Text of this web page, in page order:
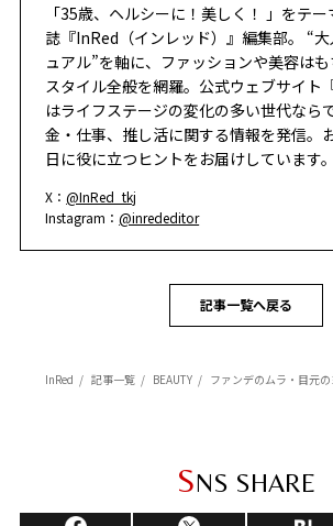
「35歳、ヘルシーに！美しく！ 」をテ
誌『InRed（インレッド）』編集部。 “
ュアル”を軸に、ファッションや美容は
スタイル全般を網羅。公式ウェブサイト
はライフステージの変化の多い世代なら
金・仕事、推し活に関する情報を発信。
日に役に立つヒントをお届けしています。
X：@InRed_tkj
Instagram：@inrededitor
記事一覧へ戻る
InRed 記事一覧 BEAUTY ファンデのムラ・目元のヨレを即解決！夕
SNS SHARE